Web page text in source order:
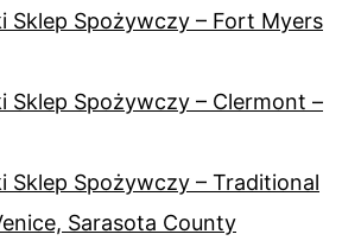
Sklep Spożywczy – Fort Myers
Sklep Spożywczy – Clermont –
Sklep Spożywczy – Traditional
Sarasota County